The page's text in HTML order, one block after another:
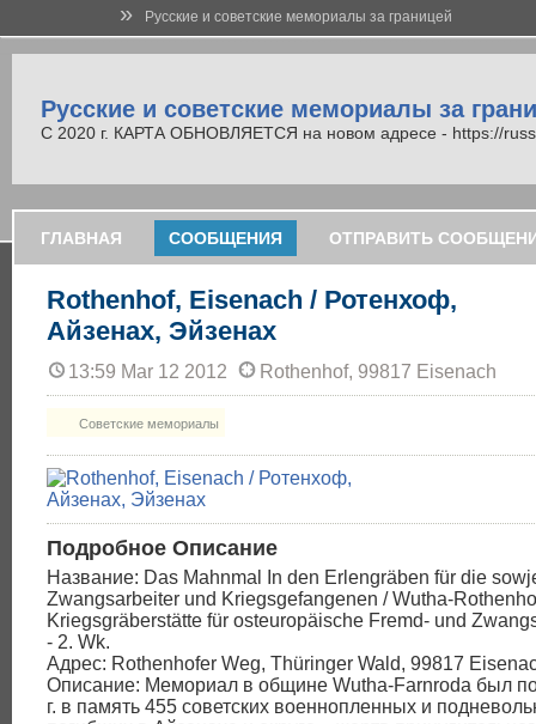
» Русские и советские мемориалы за границей
Русские и советские мемориалы за
С 2020 г. КАРТА ОБНОВЛЯЕТСЯ на новом адресе - https://
ГЛАВНАЯ СООБЩЕНИЯ ОТПРАВИТЬ
Rothenhof, Eisenach / Ротенхоф,
Айзенах, Эйзенах
13:59 Mar 12 2012 Rothenhof, 99817 Eisenach
Советские мемориалы
Подробное Описание
Название: Das Mahnmal In den Erlengräben für die
Zwangsarbeiter und Kriegsgefangenen / Wutha-
Kriegsgräberstätte für osteuropäische Fremd- und
- 2. Wk.
Адрес: Rothenhofer Weg, Thüringer Wald, 99817
Описание: Мемориал в общине Wutha-Farnroda был
г. в память 455 советских военнопленных и